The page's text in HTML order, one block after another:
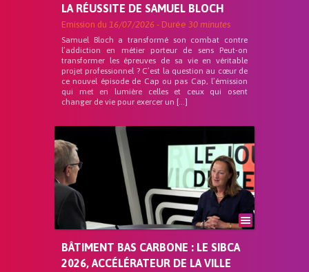
LA RÉUSSITE DE SAMUEL BLOCH
Emission du 16/07/2026 - Durée 30 minutes
Samuel Bloch a transformé son combat contre
l’addiction en métier porteur de sens Peut-on
transformer les épreuves de sa vie en véritable
projet professionnel ? C’est la question au cœur de
ce nouvel épisode de Cap ou pas Cap, l’émission
qui met en lumière celles et ceux qui osent
changer de vie pour exercer un […]
BÂTIMENT BAS CARBONE : LE SIBCA
2026, ACCÉLÉRATEUR DE LA VILLE